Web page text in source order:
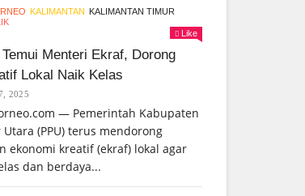
KALIMANTAN KALIMANTAN TIMUR
Like
Menteri Ekraf, Dorong
Lokal Naik Kelas
2025
— Pemerintah Kabupaten
Utara (PPU) terus mendorong
ekonomi kreatif (ekraf) lokal agar
dan berdaya...